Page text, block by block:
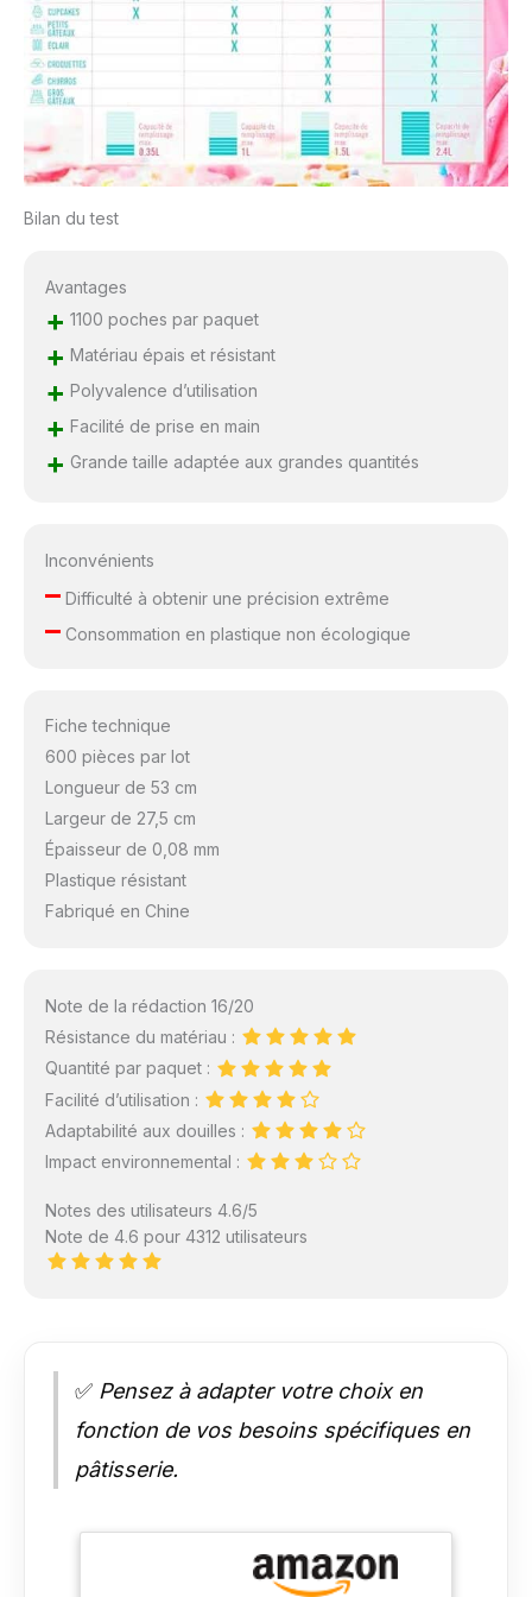
purée de pommes de
terre, etc.
Bilan du test
Avantages
+ 1100 poches par paquet
+ Matériau épais et résistant
+ Polyvalence d’utilisation
+ Facilité de prise en main
+ Grande taille adaptée aux grandes quantités
Inconvénients
–Difficulté à obtenir une précision extrême
–Consommation en plastique non écologique
Fiche technique
600 pièces par lot
Longueur de 53 cm
Largeur de 27,5 cm
Épaisseur de 0,08 mm
Plastique résistant
Fabriqué en Chine
Note de la rédaction 16/20
Résistance du matériau :
Quantité par paquet :
Facilité d’utilisation :
Adaptabilité aux douilles :
Impact environnemental :
Notes des utilisateurs 4.6/5
Note de 4.6 pour 4312 utilisateurs
✅ Pensez à adapter votre choix en
fonction de vos besoins spécifiques en
pâtisserie.